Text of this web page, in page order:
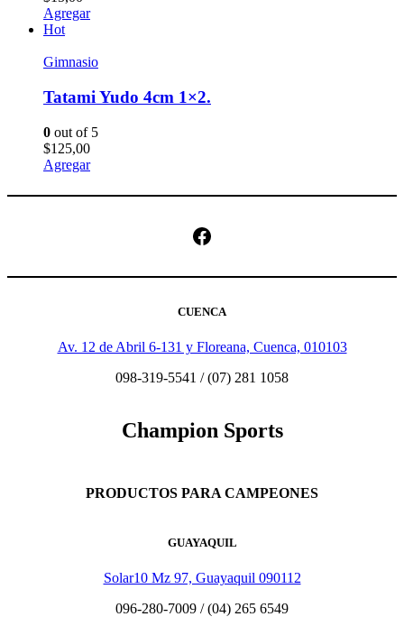
Agregar
Hot
Gimnasio
Tatami Yudo 4cm 1×2.
0 out of 5
$125,00
Agregar
Facebook
CUENCA
Av. 12 de Abril 6-131 y Floreana, Cuenca, 010103
098-319-5541 / (07) 281 1058
Champion Sports
PRODUCTOS PARA CAMPEONES
GUAYAQUIL
Solar10 Mz 97, Guayaquil 090112
096-280-7009 / (04) 265 6549